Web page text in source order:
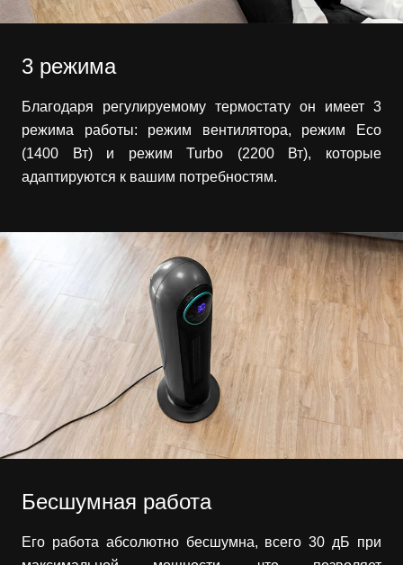
3 режима
Благодаря регулируемому термостату он имеет 3
режима работы: режим вентилятора, режим Eco
(1400 Вт) и режим Turbo (2200 Вт), которые
адаптируются к вашим потребностям.
Бесшумная работа
Его работа абсолютно бесшумна, всего 30 дБ при